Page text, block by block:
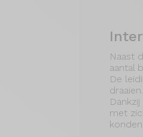
Naast
aantal
De
draaien.
met